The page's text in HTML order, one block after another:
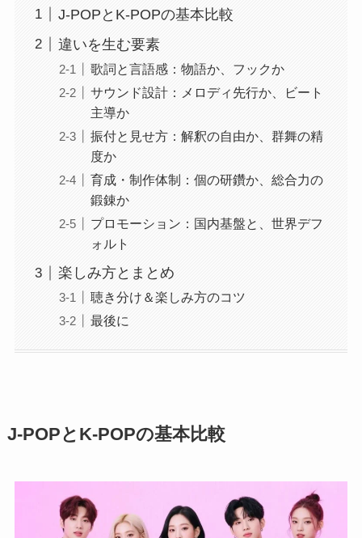
J-POPとK-POPの基本比較
違いを生む要素
歌詞と言語感：物語か、フックか
サウンド設計：メロディ先行か、ビート
主導か
振付と見せ方：解釈の自由か、群舞の精
度か
育成・制作体制：個の研鑽か、総合力の
鍛錬か
プロモーション：国内基盤と、世界デフ
ォルト
楽しみ方とまとめ
聴き分け＆楽しみ方のコツ
最後に
J-POPとK-POPの基本比較